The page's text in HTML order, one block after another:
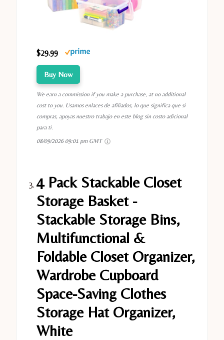
$29.99
Buy Now
We earn a commission if you make a purchase, at no additional
cost to you. Usamos enlaces de afiliados, lo que significa que si
compras, apoyas nuestro trabajo en este blog sin costo adicional
para ti.
08/09/2026 09:01 pm GMT
4 Pack Stackable Closet
Storage Basket -
Stackable Storage Bins,
Multifunctional &
Foldable Closet Organizer,
Wardrobe Cupboard
Space-Saving Clothes
Storage Hat Organizer,
White